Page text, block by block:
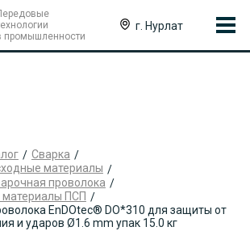
промышленности
г. Нурлат
Сварка
материалы
проволока
материалы ПСП
EnDOtec® DO*310 для защиты от
и ударов Ø1.6 mm упак 15.0 кг